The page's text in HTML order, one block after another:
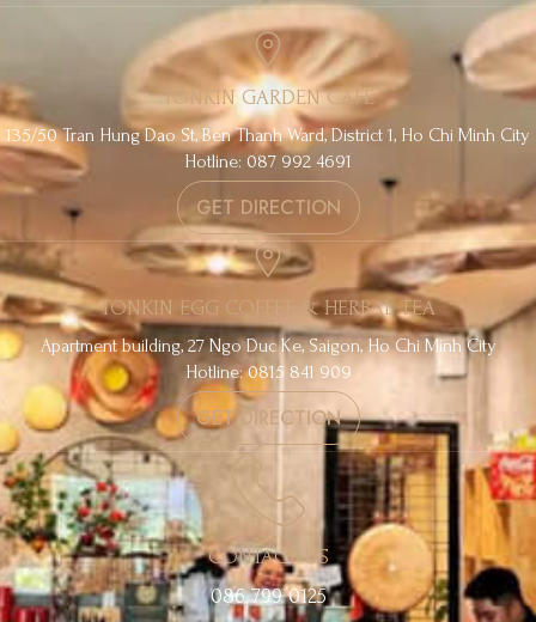
TONKIN GARDEN CAFE
135/50 Tran Hung Dao St, Ben Thanh Ward, District 1, Ho Chi Minh City
Hotline: 087 992 4691
GET DIRECTION
TONKIN EGG COFFEE & HERBAL TEA
Apartment building, 27 Ngo Duc Ke, Saigon, Ho Chi Minh City
Hotline: 0815 841 909
GET DIRECTION
CONTACT US
086 799 0125